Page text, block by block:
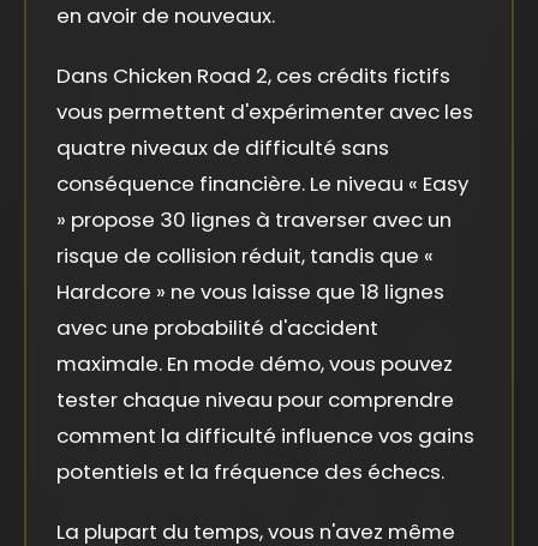
en avoir de nouveaux.
Dans Chicken Road 2, ces crédits fictifs
vous permettent d'expérimenter avec les
quatre niveaux de difficulté sans
conséquence financière. Le niveau « Easy
» propose 30 lignes à traverser avec un
risque de collision réduit, tandis que «
Hardcore » ne vous laisse que 18 lignes
avec une probabilité d'accident
maximale. En mode démo, vous pouvez
tester chaque niveau pour comprendre
comment la difficulté influence vos gains
potentiels et la fréquence des échecs.
La plupart du temps, vous n'avez même